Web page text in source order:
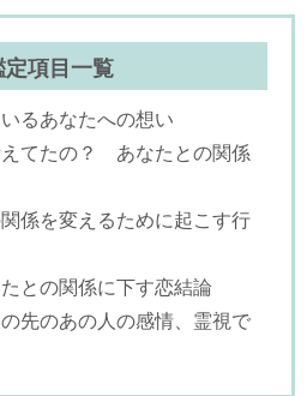
定項目一覧
るあなたへの想い
てたの？ あなたとの関係
係を変えるために起こす行
との関係に下す恋結論
先のあの人の感情、霊視で